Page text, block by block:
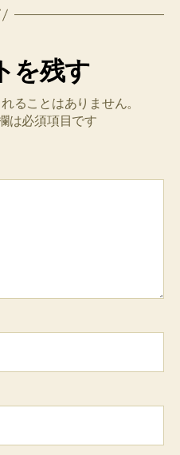
m
を残す
ることはありません。
は必須項目です